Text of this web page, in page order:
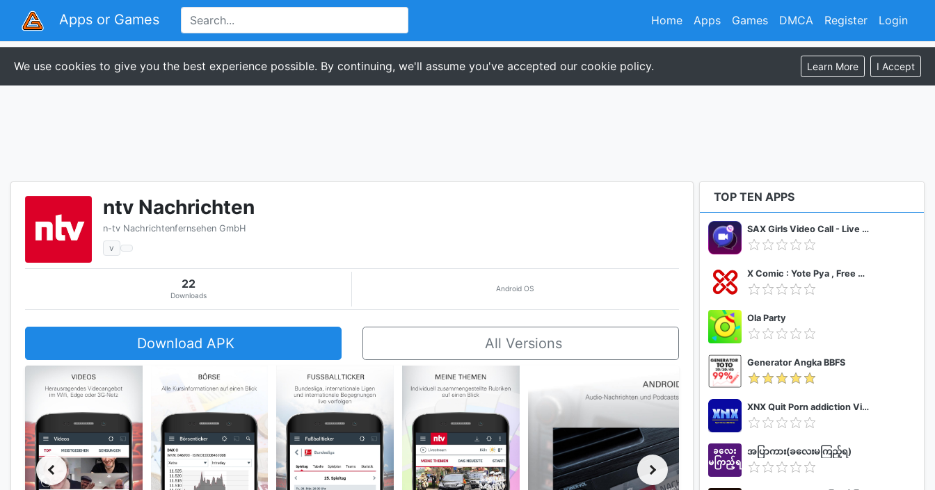
Apps or Games Register Login
Home Apps Games DMCA
We use cookies to give you the best experience possible. By continuing, we'll assume you've accepted our cookie policy. Learn More I Accept
ntv Nachrichten
n-tv Nachrichtenfernsehen GmbH
v
22
Downloads
Android OS
Download APK All Versions
TOP TEN APPS
SAX Girls Video Call - Live Video Chat
X Comic : Yote Pya , Free MM Sub Comics
Ola Party
Generator Angka BBFS
XNX Quit Porn addiction Video Guide
အပြာကား(ခလေးမကြည့်ရ)